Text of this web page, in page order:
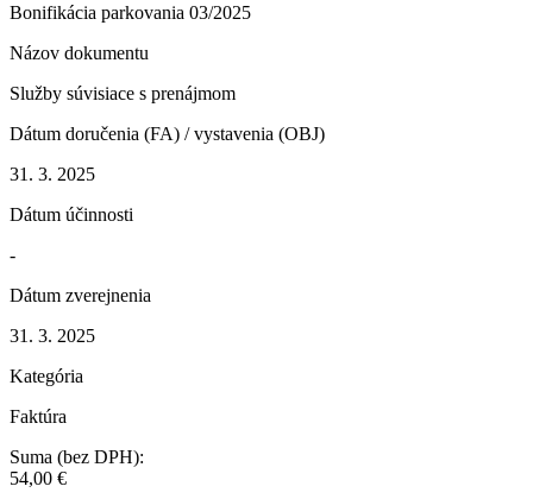
Bonifikácia parkovania 03/2025
Názov dokumentu
Služby súvisiace s prenájmom
Dátum doručenia (FA) / vystavenia (OBJ)
31. 3. 2025
Dátum účinnosti
-
Dátum zverejnenia
31. 3. 2025
Kategória
Faktúra
Suma (bez DPH):
54,00 €